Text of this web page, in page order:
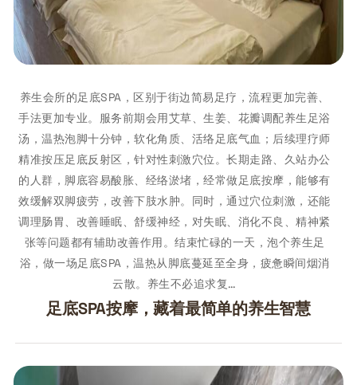
养生会所的足底SPA，区别于街边简易足疗，流程更加完善、
手法更加专业。服务前期会用艾草、生姜、花瓣调配养生足浴
汤，温热泡脚十分钟，软化角质、活络足底气血；后续理疗师
精准按压足底反射区，针对性刺激穴位。长期走路、久站办公
的人群，脚底容易酸胀、经络淤堵，经常做足底按摩，能够有
效缓解双脚疲劳，改善下肢水肿。同时，通过穴位刺激，还能
调理肠胃、改善睡眠、舒缓神经，对失眠、消化不良、精神紧
张等问题都有辅助改善作用。结束忙碌的一天，泡个养生足
浴，做一场足底SPA，温热从脚底蔓延至全身，疲惫瞬间烟消
云散。养生不必追求复…
足底SPA按摩，藏着最简单的养生智慧